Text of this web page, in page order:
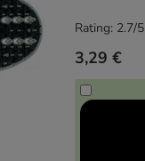
3,29 €
Rating: 2.7/5